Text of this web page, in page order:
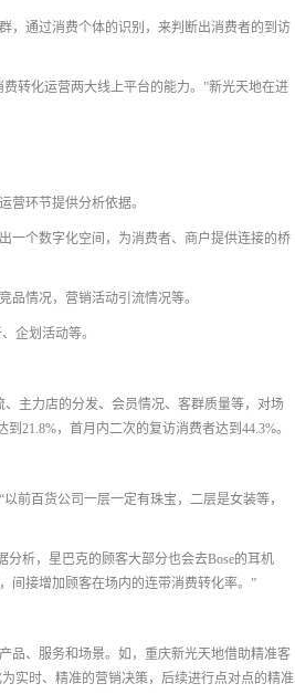
，通过消费个体的识别，来判断出消费者的到访
转化运营两大线上平台的能力。”新光天地在进
营环节提供分析依据。
一个数字化空间，为消费者、商户提供连接的桥
情况，营销活动引流情况等。
企划活动等。
主力店的分发、会员情况、客群质量等，对场
21.8%，首月内二次的复访消费者达到44.3%。
前百货公司一层一定有珠宝，二层是女装等，
析，星巴克的顾客大部分也会去Bose的耳机
间接增加顾客在场内的连带消费转化率。”
品、服务和场景。如，重庆新光天地借助精准客
实时、精准的营销决策，后续进行点对点的精准